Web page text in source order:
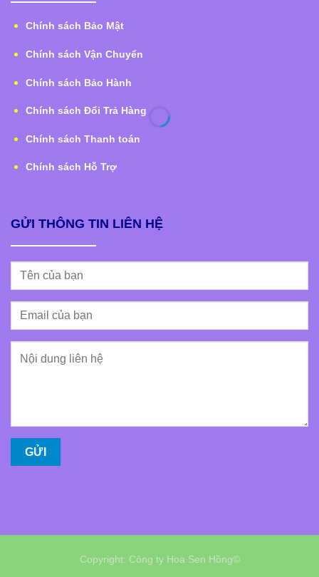
Chính sách Bảo Mật
Chính sách Vận Chuyển
Chính sách Bảo Hành
Chính sách Đổi Trả Hàng
Chính sách Thanh toán
Chính sách Hỗ Trợ
GỬI THÔNG TIN LIÊN HỆ
Copyright: Công ty Hoa Sen Hồng©